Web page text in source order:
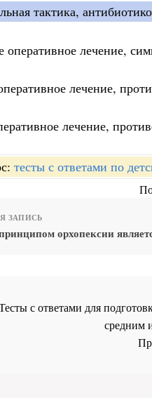
тактика,
оперативное лечение,
лечение,
лечение,
тесты с ответами по
ЗАПИСЬ
орхопексии
с ответами для
средним